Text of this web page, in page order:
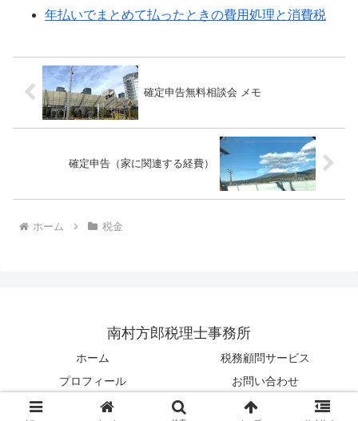
年払いでまとめて払ったときの費用処理と消費税
確定申告無料相談会 メモ
確定申告（家に関連する経費）
ホーム 税金
南村方郎税理士事務所
ホーム
税務顧問サービス
プロフィール
お問い合わせ
Copyright © 2018-2026 南村方郎税理士事務所 All Rights Reserved.